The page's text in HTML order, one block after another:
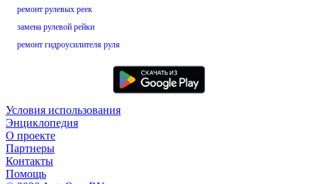
ремонт рулевых реек
замена рулевой рейки
ремонт гидроусилителя руля
Условия использования
Энциклопедия
О проекте
Партнеры
Контакты
Помощь